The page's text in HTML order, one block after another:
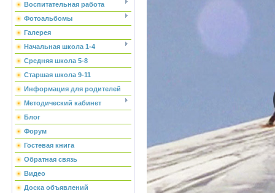
Воспитательная работа
Фотоальбомы
Галерея
Начальная школа 1-4
Средняя школа 5-8
Старшая школа 9-11
Информация для родителей
Методический кабинет
Блог
Форум
Гостевая книга
Обратная связь
Видео
Доска объявлений